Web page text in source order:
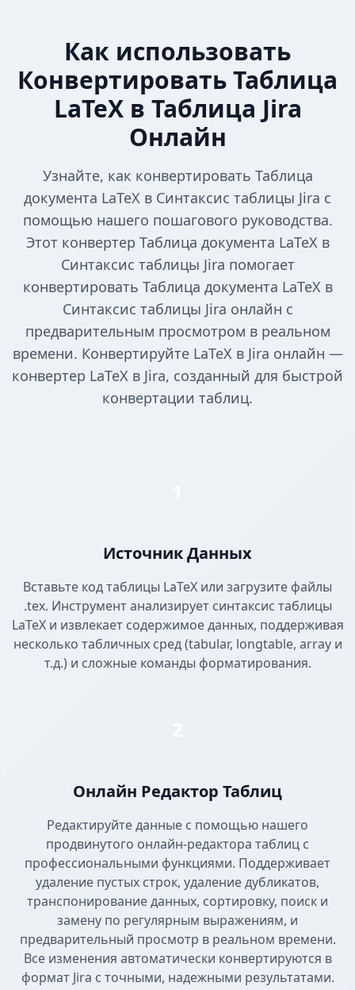
Как использовать
Конвертировать Таблица
LaTeX в Таблица Jira
Онлайн
Узнайте, как конвертировать Таблица
документа LaTeX в Синтаксис таблицы Jira с
помощью нашего пошагового руководства.
Этот конвертер Таблица документа LaTeX в
Синтаксис таблицы Jira помогает
конвертировать Таблица документа LaTeX в
Синтаксис таблицы Jira онлайн с
предварительным просмотром в реальном
времени. Конвертируйте LaTeX в Jira онлайн —
конвертер LaTeX в Jira, созданный для быстрой
конвертации таблиц.
Источник Данных
Вставьте код таблицы LaTeX или загрузите файлы
.tex. Инструмент анализирует синтаксис таблицы
LaTeX и извлекает содержимое данных, поддерживая
несколько табличных сред (tabular, longtable, array и
т.д.) и сложные команды форматирования.
Онлайн Редактор Таблиц
Редактируйте данные с помощью нашего
продвинутого онлайн-редактора таблиц с
профессиональными функциями. Поддерживает
удаление пустых строк, удаление дубликатов,
транспонирование данных, сортировку, поиск и
замену по регулярным выражениям, и
предварительный просмотр в реальном времени.
Все изменения автоматически конвертируются в
формат Jira с точными, надежными результатами.